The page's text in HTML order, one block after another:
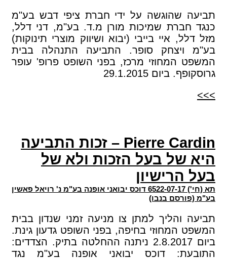
תביעה שהוגשה על ידי חברת ציפי דבש בע"מ
כנגד חברת שמיכות מורן מ.ד. בע"מ, דני דלל,
מזל דלל, איי בייבי (יבוא ושיווק מוצרי תינוקות)
בע"מ ויצחק סופר. התביעה התנהלה בבית
המשפט המחוזי מרכז, בפני השופט פרופ' עופר
גרוסקופף. ביום 29.1.2015
>>>
Pierre Cardin – זכות התביעה
היא של בעל הזכות ולא של
בעל הרישיון
תא (חי') 6522-07-17 דוכס יבואני אופנה בע"מ נ' רויאל פאשין
בע"מ (פורסם בנבו)
תביעה והליך למתן צו מניעה זמני שנדון בבית
המשפט המחוזי בחיפה, בפני השופט גדעון גינת.
ביום 2.8.2017 ניתנה ההחלטה בתיק. הצדדים:
התובעת: דוכס יבואני אופנה בע"מ נגד